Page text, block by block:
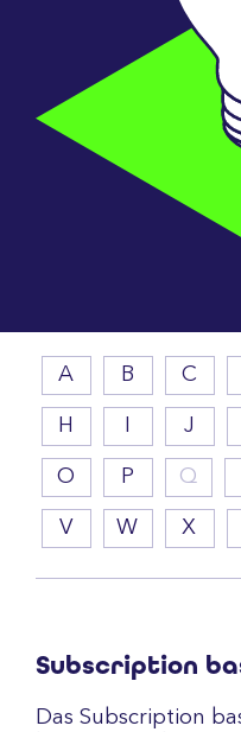
A B C
H J
O P Q
V W X
Subscription
Das Subscription